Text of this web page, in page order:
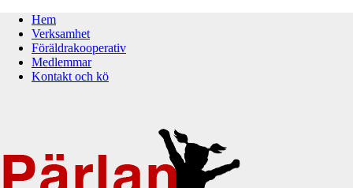
Hem
Verksamhet
Föräldrakooperativ
Medlemmar
Kontakt och kö